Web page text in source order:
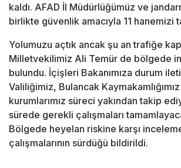
kaldı. AFAD İl Müdürlüğümüz ve
birlikte güvenlik amacıyla 11 hanemizi
Yolumuzu açtık ancak şu an trafiğe
Milletvekilimiz Ali Temür de bölgede
bulundu. İçişleri Bakanımıza durum
Valiliğimiz, Bulancak
kurumlarımız süreci yakından takip
sürede gerekli çalışmaları
Bölgede heyelan riskine karşı
çalışmalarının sürdüğü bildirildi.